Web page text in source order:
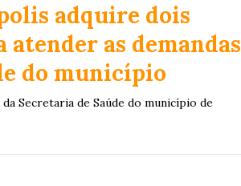
adquire dois
as demandas
do município
Secretaria de Saúde do município de